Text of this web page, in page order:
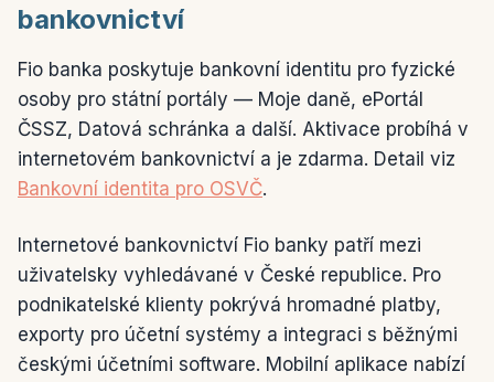
bankovnictví
Fio banka poskytuje bankovní identitu pro fyzické
osoby pro státní portály — Moje daně, ePortál
ČSSZ, Datová schránka a další. Aktivace probíhá v
internetovém bankovnictví a je zdarma. Detail viz
Bankovní identita pro OSVČ.
Internetové bankovnictví Fio banky patří mezi
uživatelsky vyhledávané v České republice. Pro
podnikatelské klienty pokrývá hromadné platby,
exporty pro účetní systémy a integraci s běžnými
českými účetními software. Mobilní aplikace nabízí